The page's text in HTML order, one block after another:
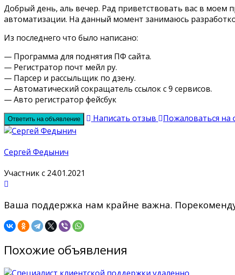
Добрый день, аль вечер. Рад приветствовать вас в моем
автоматизации. На данный момент занимаюсь
Из последнего что было написано:
— Программа для поднятия ПФ сайта.
— Регистратор почт мейл ру.
— Парсер и рассыльщик по дзену.
— Автоматический сокращатель ссылок с 9 сервисов.
— Авто регистратор фейсбук
Ответить на объявление Написать отзыв Пожаловаться на
Сергей Федынич
Участник с 24.01.2021
Ваша поддержка нам крайне важна.
Похожие объявления